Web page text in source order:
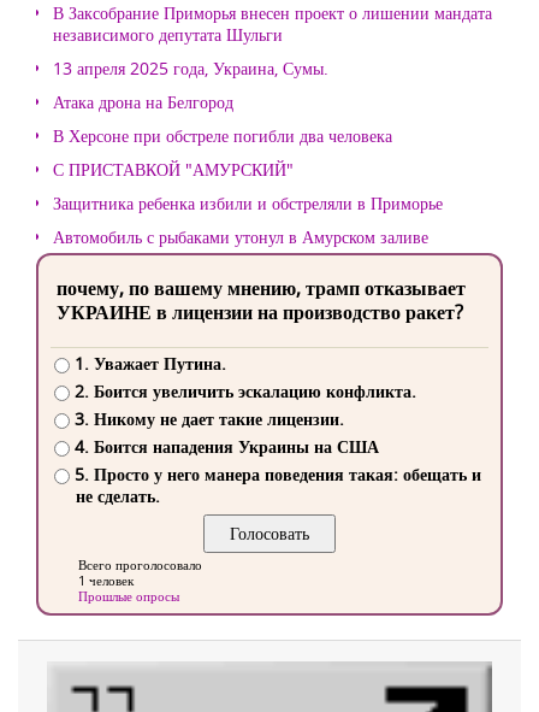
В Заксобрание Приморья внесен проект о лишении мандата
независимого депутата Шульги
13 апреля 2025 года, Украина, Сумы.
Атака дрона на Белгород
В Херсоне при обстреле погибли два человека
С ПРИСТАВКОЙ "АМУРСКИЙ"
Защитника ребенка избили и обстреляли в Приморье
Автомобиль с рыбаками утонул в Амурском заливе
почему, по вашему мнению, трамп отказывает
УКРАИНЕ в лицензии на производство ракет?
1. Уважает Путина.
2. Боится увеличить эскалацию конфликта.
3. Никому не дает такие лицензии.
4. Боится нападения Украины на США
5. Просто у него манера поведения такая: обещать и
не сделать.
Всего проголосовало
1 человек
Прошлые опросы